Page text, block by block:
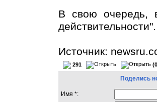
В свою очередь,
действительности".
Источник:
291
Поделись
Имя *: